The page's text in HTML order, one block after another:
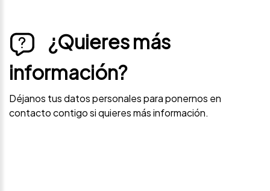
¿Quieres más
información?
Déjanos tus datos personales para ponernos en
contacto contigo si quieres más información.